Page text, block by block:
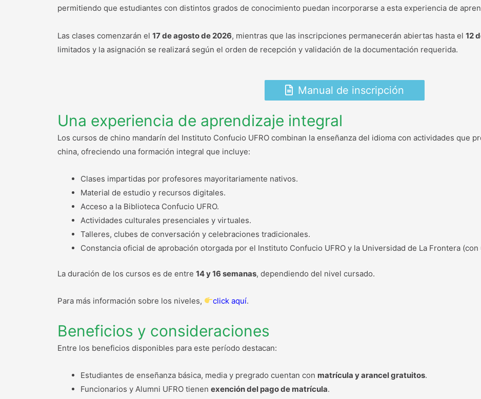
permitiendo que estudiantes con distintos grados de conocimiento puedan incorporarse a esta experiencia de
Las clases comenzarán el 17 de agosto de 2026, mientras que las inscripciones permanecerán abiertas hasta el 12
limitados y la asignación se realizará según el orden de recepción y validación de la documentación requerida.
Manual de inscripción
Una experiencia de aprendizaje integral
Los cursos de chino mandarín del Instituto Confucio UFRO combinan la enseñanza del idioma con actividades que
china, ofreciendo una formación integral que incluye:
Clases impartidas por profesores mayoritariamente nativos.
Material de estudio y recursos digitales.
Acceso a la Biblioteca Confucio UFRO.
Actividades culturales presenciales y virtuales.
Talleres, clubes de conversación y celebraciones tradicionales.
Constancia oficial de aprobación otorgada por el Instituto Confucio UFRO y la Universidad de La Frontera
La duración de los cursos es de entre 14 y 16 semanas, dependiendo del nivel cursado.
Para más información sobre los niveles, click aquí.
Beneficios y consideraciones
Entre los beneficios disponibles para este período destacan:
Estudiantes de enseñanza básica, media y pregrado cuentan con matrícula y arancel gratuitos.
Funcionarios y Alumni UFRO tienen exención del pago de matrícula.